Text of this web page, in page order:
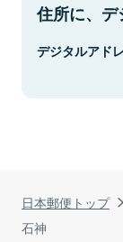
日本郵便トップ
石神
住所に、デ
デジタルアド